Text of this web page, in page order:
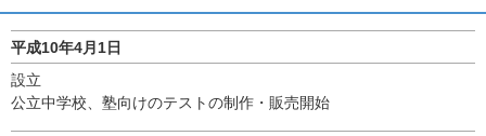
平成10年4月1日
設立
公立中学校、塾向けのテストの制作・販売開始